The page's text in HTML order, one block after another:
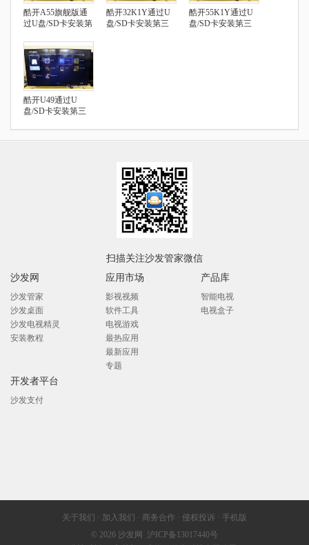
酷开A55旗舰版通
过U盘/SD卡安装第
酷开32K1Y通过U
盘/SD卡安装第三
酷开55K1Y通过U
盘/SD卡安装第三
酷开U49通过U
盘/SD卡安装第三
扫描关注沙发管家微信
沙发网
沙发管家
沙发桌面
沙发电视精灵
安装教程
应用市场
影视视频
软件工具
电视游戏
最热应用
最新应用
专题
产品库
智能电视
电视盒子
开发者平台
沙发支付
关于我们 · 加入我们 · 商务合作 · 侵权投诉 · 手机版
© 2026 沙发网 沪ICP备13017440号